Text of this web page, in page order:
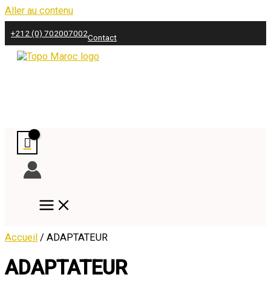
Aller au contenu
+212 (0) 702007002Contact
Accueil / ADAPTATEUR
ADAPTATEUR